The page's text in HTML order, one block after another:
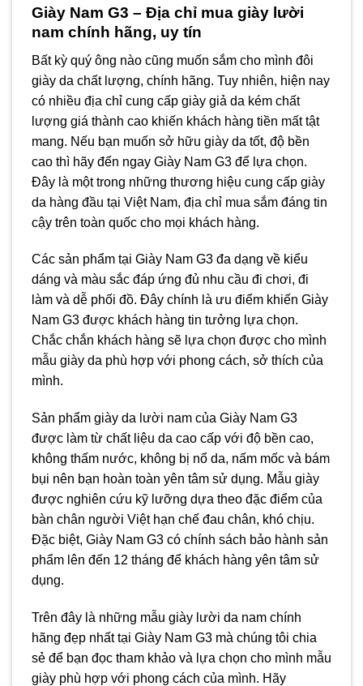
Giày Nam G3 – Địa chỉ mua giày lười
nam chính hãng, uy tín
Bất kỳ quý ông nào cũng muốn sắm cho mình đôi
giày da chất lượng, chính hãng. Tuy nhiên, hiện nay
có nhiều địa chỉ cung cấp giày giả da kém chất
lượng giá thành cao khiến khách hàng tiền mất tật
mang. Nếu bạn muốn sở hữu giày da tốt, độ bền
cao thì hãy đến ngay Giày Nam G3 để lựa chọn.
Đây là một trong những thương hiệu cung cấp giày
da hàng đầu tại Việt Nam, địa chỉ mua sắm đáng tin
cậy trên toàn quốc cho mọi khách hàng.
Các sản phẩm tại Giày Nam G3 đa dạng về kiểu
dáng và màu sắc đáp ứng đủ nhu cầu đi chơi, đi
làm và dễ phối đồ. Đây chính là ưu điểm khiến Giày
Nam G3 được khách hàng tin tưởng lựa chọn.
Chắc chắn khách hàng sẽ lựa chọn được cho mình
mẫu giày da phù hợp với phong cách, sở thích của
mình.
Sản phẩm giày da lười nam của Giày Nam G3
được làm từ chất liệu da cao cấp với độ bền cao,
không thấm nước, không bị nổ da, nấm mốc và bám
bụi nên bạn hoàn toàn yên tâm sử dụng. Mẫu giày
được nghiên cứu kỹ lưỡng dựa theo đặc điểm của
bàn chân người Việt hạn chế đau chân, khó chịu.
Đặc biệt, Giày Nam G3 có chính sách bảo hành sản
phẩm lên đến 12 tháng để khách hàng yên tâm sử
dụng.
Trên đây là những mẫu giày lười da nam chính
hãng đẹp nhất tại Giày Nam G3 mà chúng tôi chia
sẻ để bạn đọc tham khảo và lựa chọn cho mình mẫu
giày phù hợp với phong cách của mình. Hãy